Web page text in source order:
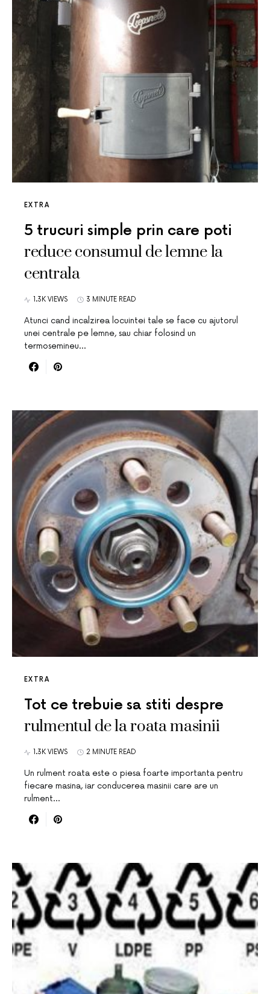
EXTRA
5 trucuri simple prin care poti
reduce consumul de lemne la
centrala
1.3K VIEWS 3 MINUTE READ
Atunci cand incalzirea locuintei tale se face cu ajutorul
unei centrale pe lemne, sau chiar folosind un
termosemineu…
EXTRA
Tot ce trebuie sa stiti despre
rulmentul de la roata masinii
1.3K VIEWS 2 MINUTE READ
Un rulment roata este o piesa foarte importanta pentru
fiecare masina, iar conducerea masinii care are un
rulment…